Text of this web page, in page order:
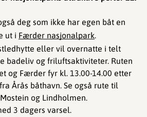
deg som ikke har egen båt en
ut i Færder nasjonalpark.
eller vil overnatte i telt
badeliv og friluftsaktiviteter. Ruten
og Færder fyr kl. 13.00-14.00 etter
Årås båthavn. Se også rute til
og Lindholmen.
3 dagers varsel.